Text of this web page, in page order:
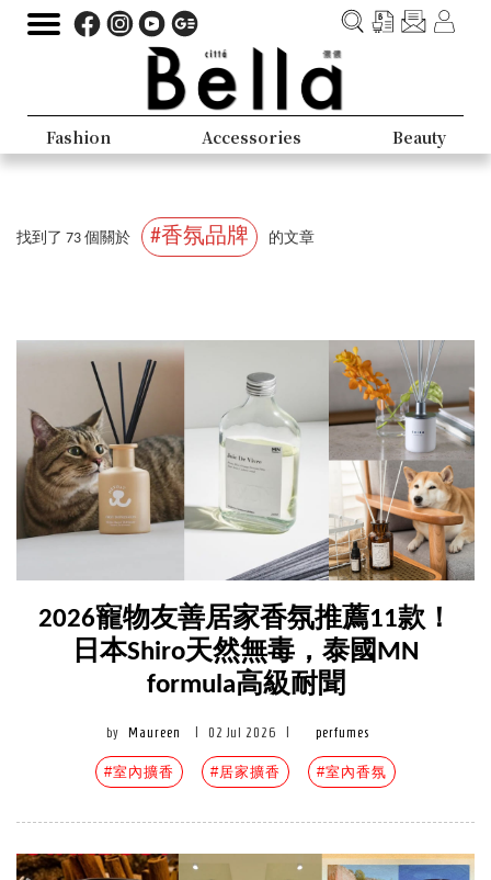
Fashion Accessories Beauty
找到了 73 個關於 #香氛品牌 的文章
2026寵物友善居家香氛推薦11款！
日本Shiro天然無毒，泰國MN
formula高級耐聞
by Maureen 02 Jul 2026 perfumes
#室內擴香 #居家擴香 #室內香氛